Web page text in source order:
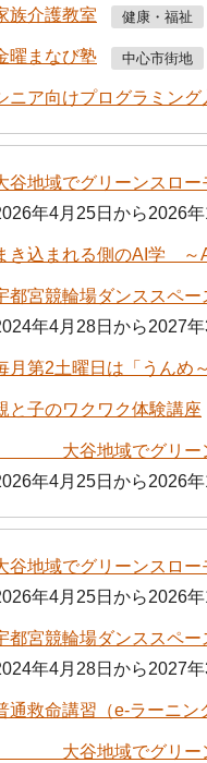
族介護教室 健康・福祉
曜まなび塾 中心市街地
ニア向けプログラミング
谷地域でグリーンスロ
年4月25日から2026
き込まれる側のAI学 ～
都宮競輪場ダンススペー
年4月28日から2027
月第2土曜日は「うんめ
と子のワクワク体験講座
大谷地域でグリーン
年4月25日から2026
谷地域でグリーンスロ
年4月25日から2026
都宮競輪場ダンススペー
年4月28日から2027
通救命講習（e-ラーニン
大谷地域でグリーン